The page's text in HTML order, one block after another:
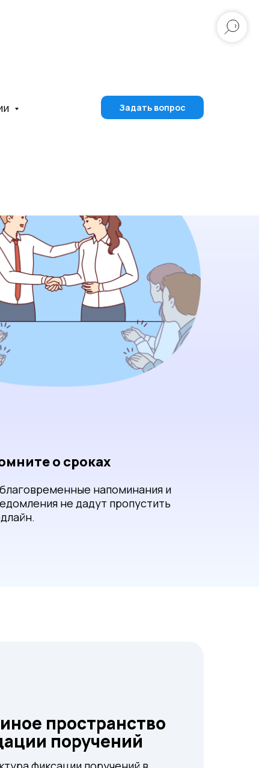
Задать вопрос
о сроках
напоминания и
не дадут пропустить
пространство
поручений